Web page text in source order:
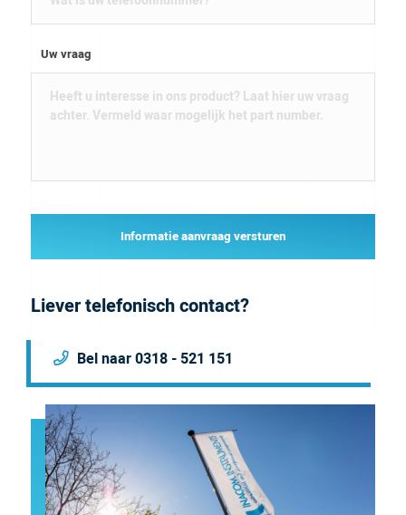
Uw vraag
Informatie aanvraag versturen
Liever telefonisch contact?
Bel naar 0318 - 521 151